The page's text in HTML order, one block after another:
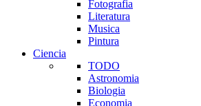
Fotografia
Literatura
Musica
Pintura
Ciencia
TODO
Astronomia
Biologia
Economia